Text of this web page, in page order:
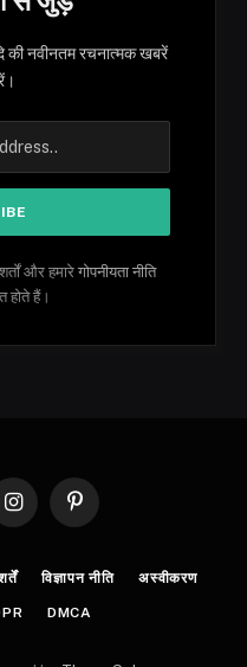
की नवीनतम रचनात्मक खबरें
और हमारे गोपनीयता नीति
होते हैं।
InstagramPinterest
विज्ञापन नीति अस्वीकरण
DMCA